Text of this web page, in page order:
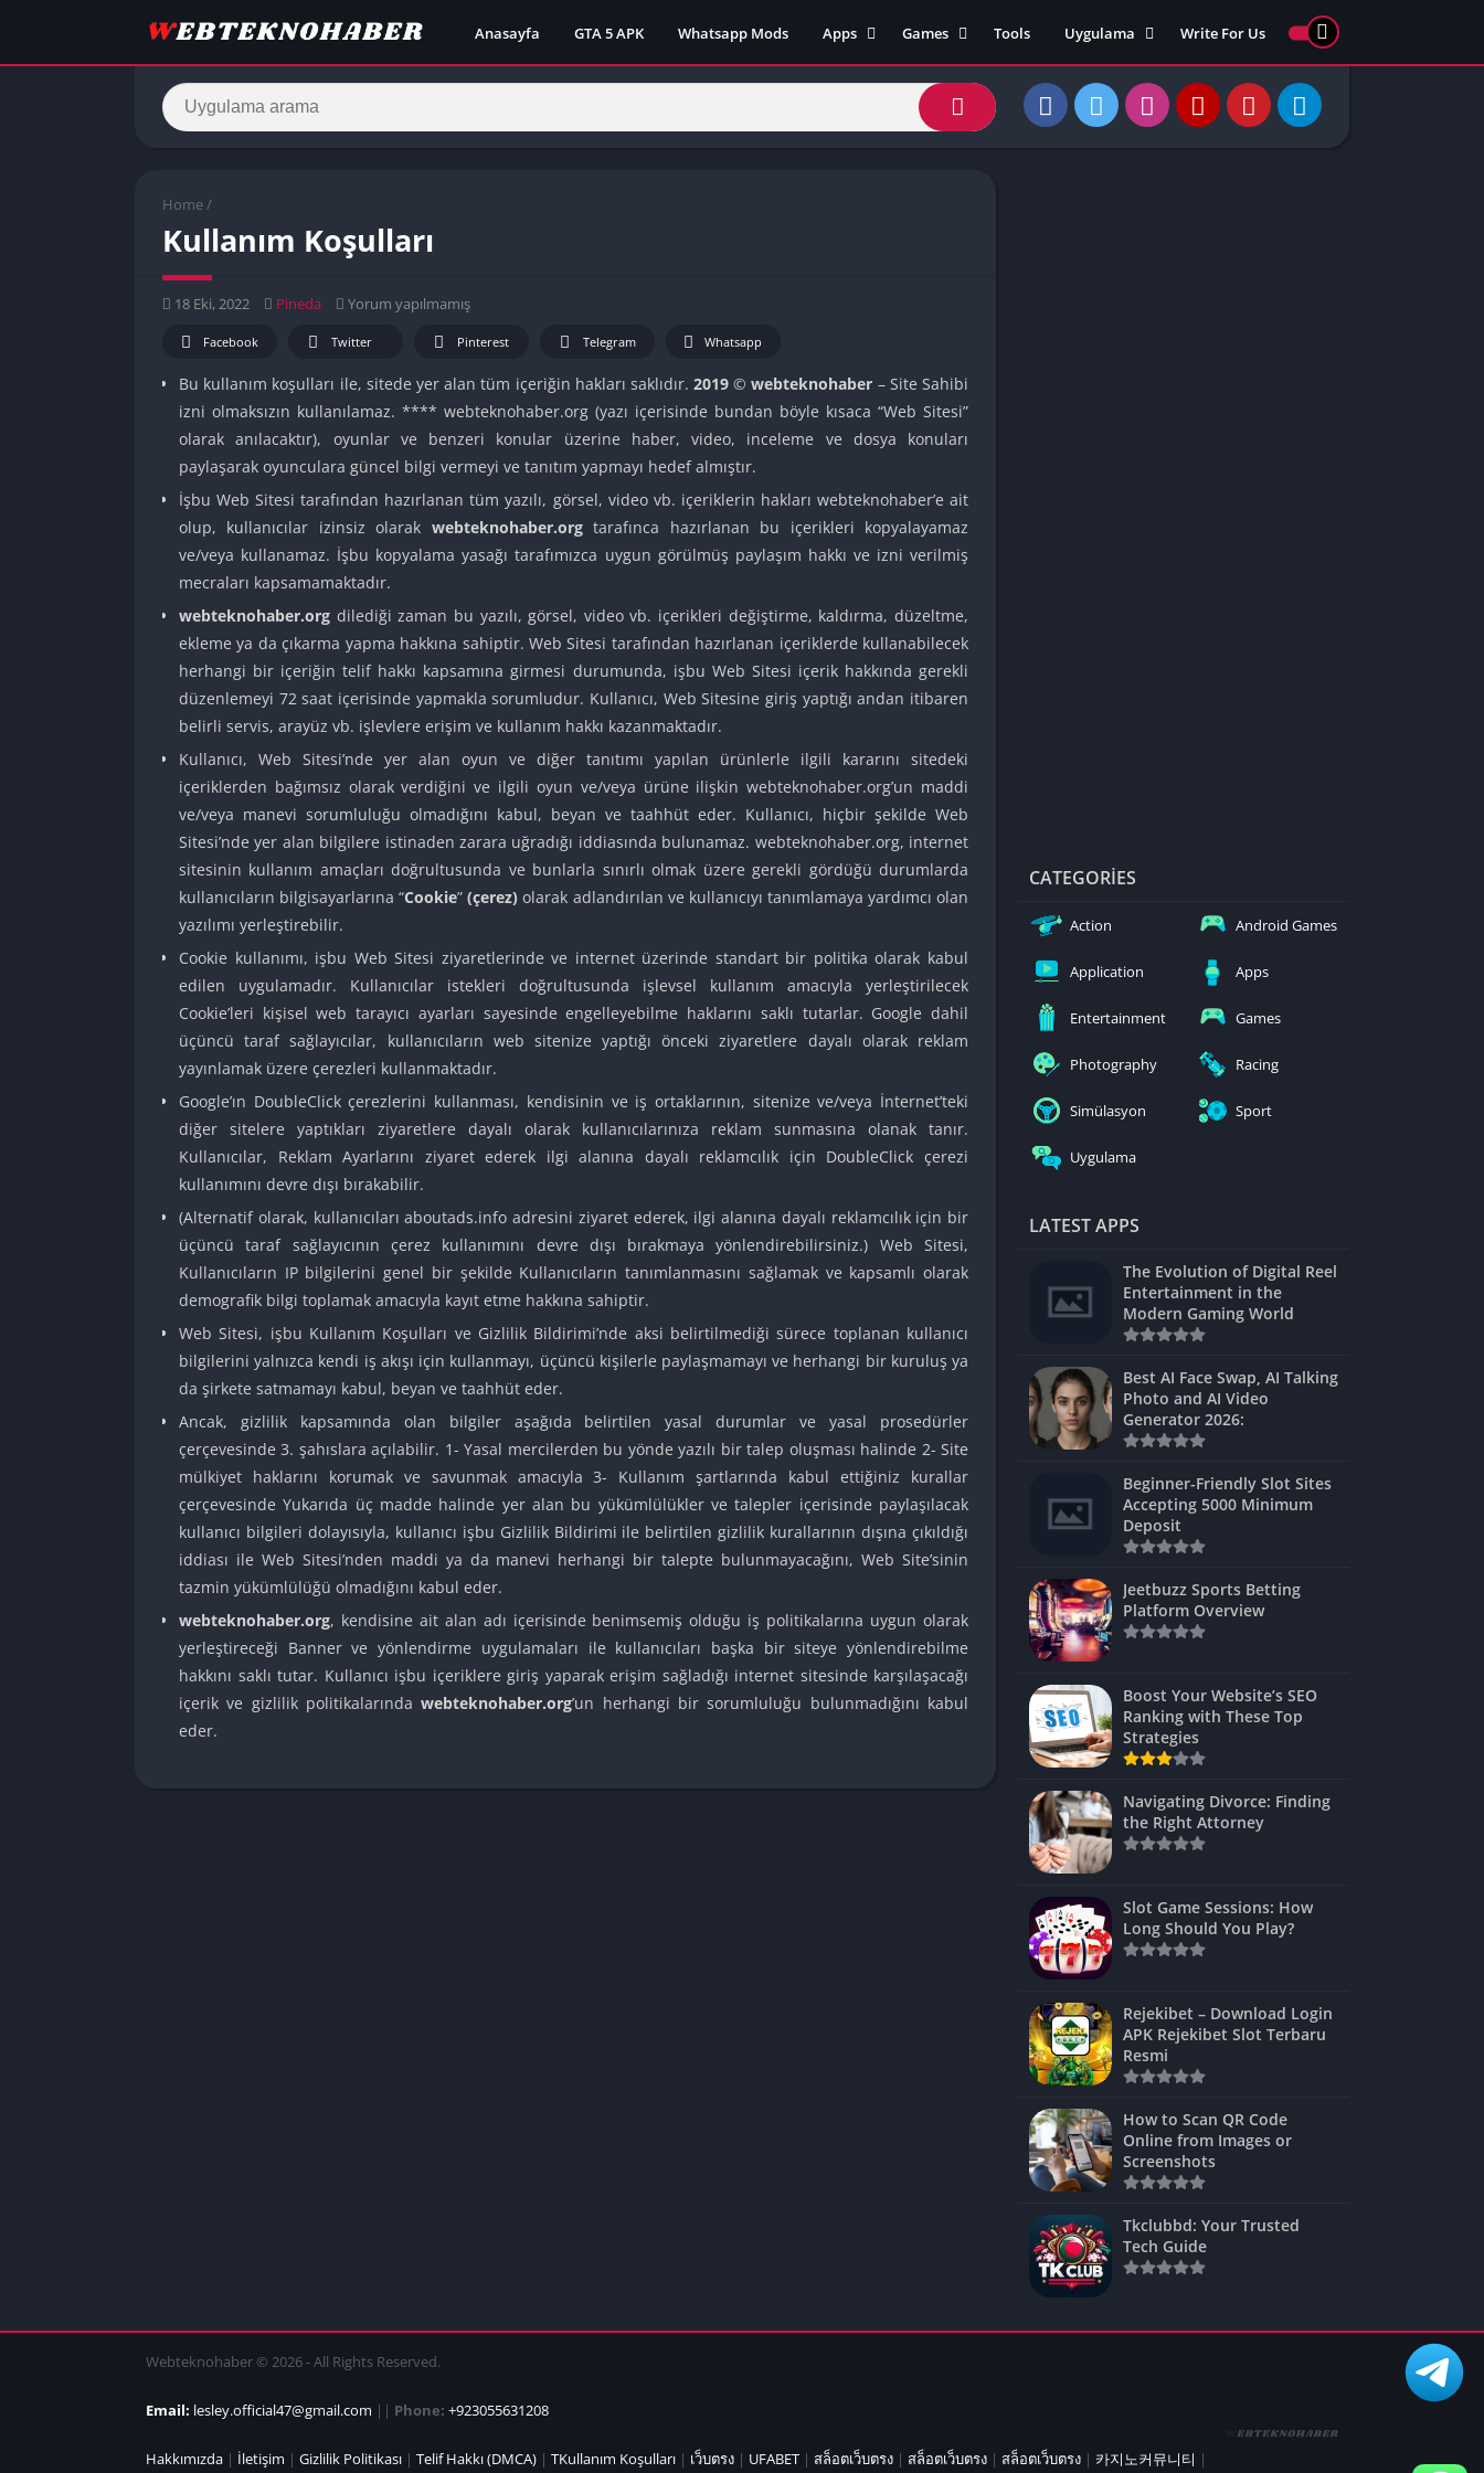
Anasayfa GTA 5 APK Whatsapp Mods
Apps
Lili App
Inat TV Box Pro App
Postegro App
Games
AZ Unblocked Games
Cool Math Games
Unblocked
Crazy Games Unblocked
Poki Unblocked Games
Popular Google Doodle
IO Unblocked Games
Tyrone’s Unblocked
Games
Unblocked Games
Fun Unblocked Games
Unblocked Games 999
Unblocked Games 6969
2 Player Games
Unblocked Games 66 EZ
Papas Games
Yandex Games
Car Games Unblocked
Shooting Games
Unblocked Games 24h
HTML5 Games
Unblocked
Golf Games Unblocked
GBA Games Unblocked
Basketball Games
Gun Games Unblocked
Girl Games Unblocked
Golf Games Unblocked
Unblocked
Unblocked
Nickelodeon Games
Unblocked
Unblocked
Gun Games Unblocked
Girl Games Unblocked
Friv Games Unblocked
PCh Games Unblocked
PSP Games Unblocked
Kevin Games Unblocked
Tools
Uygulama
Yarış
Strateji
Write For Us
Home /
Kullanım Koşulları
18 Eki, 2022 Pineda Yorum yapılmamış
Facebook Twitter Pinterest Telegram Whatsapp
Bu kullanım koşulları ile, sitede yer alan tüm içeriğin hakları saklıdır.2019 ©webteknohaber – Site Sahibi
izni olmaksızın kullanılamaz. **** webteknohaber.org (yazı içerisinde bundan böyle kısaca “Web Sitesi”
olarak anılacaktır), oyunlar ve benzeri konular üzerine haber, video, inceleme ve dosya konuları
paylaşarak oyunculara güncel bilgi vermeyi ve tanıtım yapmayı hedef almıştır.
İşbu Web Sitesi tarafından hazırlanan tüm yazılı, görsel, video vb. içeriklerin hakları webteknohaber’e ait
olup, kullanıcılar izinsiz olarak webteknohaber.orgtarafınca hazırlanan bu içerikleri kopyalayamaz
ve/veya kullanamaz. İşbu kopyalama yasağı tarafımızca uygun görülmüş paylaşım hakkı ve izni verilmiş
mecraları kapsamamaktadır.
webteknohaber.org dilediği zaman bu yazılı, görsel, video vb. içerikleri değiştirme, kaldırma, düzeltme,
ekleme ya da çıkarma yapma hakkına sahiptir. Web Sitesi tarafından hazırlanan içeriklerde kullanabilecek
herhangi bir içeriğin telif hakkı kapsamına girmesi durumunda, işbu Web Sitesi içerik hakkında gerekli
düzenlemeyi 72 saat içerisinde yapmakla sorumludur. Kullanıcı, Web Sitesine giriş yaptığı andan itibaren
belirli servis, arayüz vb. işlevlere erişim ve kullanım hakkı kazanmaktadır.
Kullanıcı, Web Sitesi’nde yer alan oyun ve diğer tanıtımı yapılan ürünlerle ilgili kararını sitedeki
içeriklerden bağımsız olarak verdiğini ve ilgili oyun ve/veya ürüne ilişkin webteknohaber.org’un maddi
ve/veya manevi sorumluluğu olmadığını kabul, beyan ve taahhüt eder. Kullanıcı, hiçbir şekilde Web
Sitesi’nde yer alan bilgilere istinaden zarara uğradığı iddiasında bulunamaz. webteknohaber.org, internet
sitesinin kullanım amaçları doğrultusunda ve bunlarla sınırlı olmak üzere gerekli gördüğü durumlarda
kullanıcıların bilgisayarlarına “Cookie”(çerez) olarak adlandırılan ve kullanıcıyı tanımlamaya yardımcı olan
yazılımı yerleştirebilir.
Cookie kullanımı, işbu Web Sitesi ziyaretlerinde ve internet üzerinde standart bir politika olarak kabul
edilen uygulamadır. Kullanıcılar istekleri doğrultusunda işlevsel kullanım amacıyla yerleştirilecek
Cookie’leri kişisel web tarayıcı ayarları sayesinde engelleyebilme haklarını saklı tutarlar. Google dahil
üçüncü taraf sağlayıcılar, kullanıcıların web sitenize yaptığı önceki ziyaretlere dayalı olarak reklam
yayınlamak üzere çerezleri kullanmaktadır.
Google’ın DoubleClick çerezlerini kullanması, kendisinin ve iş ortaklarının, sitenize ve/veya İnternet’teki
diğer sitelere yaptıkları ziyaretlere dayalı olarak kullanıcılarınıza reklam sunmasına olanak tanır.
Kullanıcılar, Reklam Ayarlarını ziyaret ederek ilgi alanına dayalı reklamcılık için DoubleClick çerezi
kullanımını devre dışı bırakabilir.
(Alternatif olarak, kullanıcıları aboutads.info adresini ziyaret ederek, ilgi alanına dayalı reklamcılık için bir
üçüncü taraf sağlayıcının çerez kullanımını devre dışı bırakmaya yönlendirebilirsiniz.) Web Sitesi,
Kullanıcıların IP bilgilerini genel bir şekilde Kullanıcıların tanımlanmasını sağlamak ve kapsamlı olarak
demografik bilgi toplamak amacıyla kayıt etme hakkına sahiptir.
Web Sitesi, işbu Kullanım Koşulları ve Gizlilik Bildirimi’nde aksi belirtilmediği sürece toplanan kullanıcı
bilgilerini yalnızca kendi iş akışı için kullanmayı, üçüncü kişilerle paylaşmamayı ve herhangi bir kuruluş ya
da şirkete satmamayı kabul, beyan ve taahhüt eder.
Ancak, gizlilik kapsamında olan bilgiler aşağıda belirtilen yasal durumlar ve yasal prosedürler
çerçevesinde 3. şahıslara açılabilir. 1- Yasal mercilerden bu yönde yazılı bir talep oluşması halinde 2- Site
mülkiyet haklarını korumak ve savunmak amacıyla 3- Kullanım şartlarında kabul ettiğiniz kurallar
çerçevesinde Yukarıda üç madde halinde yer alan bu yükümlülükler ve talepler içerisinde paylaşılacak
kullanıcı bilgileri dolayısıyla, kullanıcı işbu Gizlilik Bildirimi ile belirtilen gizlilik kurallarının dışına çıkıldığı
iddiası ile Web Sitesi’nden maddi ya da manevi herhangi bir talepte bulunmayacağını, Web Site’sinin
tazmin yükümlülüğü olmadığını kabul eder.
webteknohaber.org, kendisine ait alan adı içerisinde benimsemiş olduğu iş politikalarına uygun olarak
yerleştireceği Banner ve yönlendirme uygulamaları ile kullanıcıları başka bir siteye yönlendirebilme
hakkını saklı tutar. Kullanıcı işbu içeriklere giriş yaparak erişim sağladığı internet sitesinde karşılaşacağı
içerik ve gizlilik politikalarındawebteknohaber.org’un herhangi bir sorumluluğu bulunmadığını kabul
eder.
CATEGORIES
Action Android Games
Application Apps
Entertainment Games
Photography Racing
Simülasyon Sport
Uygulama
LATEST APPS
The Evolution of Digital Reel
Entertainment in the
Modern Gaming World
Best AI Face Swap, AI Talking
Photo and AI Video
Generator 2026:
Beginner-Friendly Slot Sites
Accepting 5000 Minimum
Deposit
Jeetbuzz Sports Betting
Platform Overview
Boost Your Website’s SEO
Ranking with These Top
Strategies
Navigating Divorce: Finding
the Right Attorney
Slot Game Sessions: How
Long Should You Play?
Rejekibet – Download Login
APK Rejekibet Slot Terbaru
Resmi
How to Scan QR Code
Online from Images or
Screenshots
Tkclubbd: Your Trusted
Tech Guide
Webteknohaber © 2026 - All Rights Reserved.
Email: lesley.official47@gmail.com || Phone: +923055631208
Hakkımızda | İletişim | Gizlilik Politikası | Telif Hakkı (DMCA) | TKullanım Koşulları | เว็บตรง | UFABET | สล็อตเว็บตรง | สล็อตเว็บตรง | สล็อตเว็บตรง | 카지노커뮤니티 |